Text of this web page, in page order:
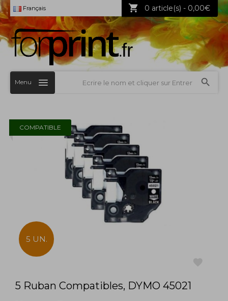
Français 0 article(s) - 0,00€
Menu
COMPATIBLE
5 UN.
5 Ruban Compatibles, DYMO 45021